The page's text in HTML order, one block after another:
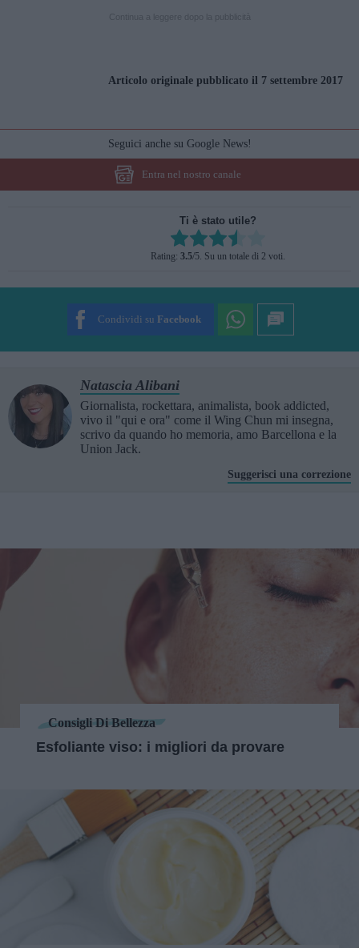
Articolo originale pubblicato il 7 settembre 2017
Seguici anche su Google News!
Entra nel nostro canale
Ti è stato utile?
Rate this item:
SUBMIT RATING
Rating: 3.5/5. Su un totale di 2 voti.
Condividi su Facebook
Natascia Alibani
Giornalista, rockettara, animalista, book addicted,
vivo il "qui e ora" come il Wing Chun mi insegna,
scrivo da quando ho memoria, amo Barcellona e la
Union Jack.
Suggerisci una correzione
Consigli Di Bellezza
Esfoliante viso: i migliori da provare